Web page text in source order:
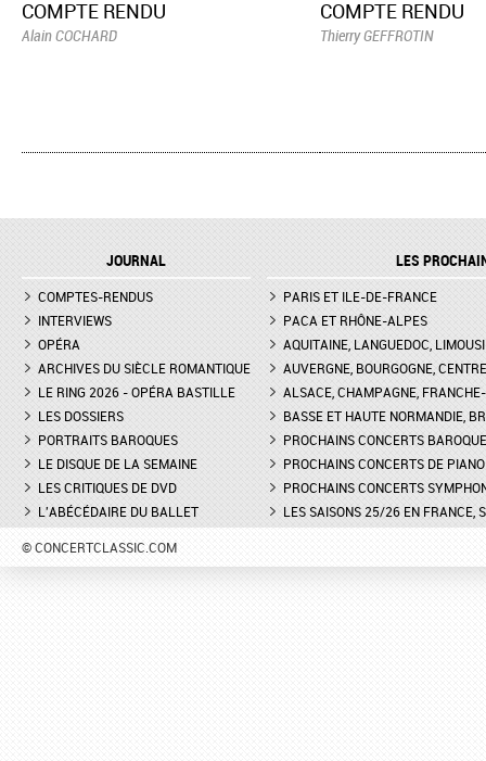
COMPTE RENDU
Alain COCHARD
COMPTE RENDU
Thierry GEFFROTIN
JOURNAL
COMPTES-RENDUS
INTERVIEWS
OPÉRA
ARCHIVES DU SIÈCLE ROMANTIQUE
LE RING 2026 - OPÉRA BASTILLE
LES DOSSIERS
PORTRAITS BAROQUES
LE DISQUE DE LA SEMAINE
LES CRITIQUES DE DVD
L'ABÉCÉDAIRE DU BALLET
LES
PARIS ET ILE-DE-FRANCE
PACA ET RHÔNE-ALPES
AQUITAINE, LANGUEDOC,
AUVERGNE, BOURGOGNE, CENTRE
ALSACE, CHAMPAGNE,
BASSE ET HAUTE NORMANDIE,
PROCHAINS CONCERTS
PROCHAINS CONCERTS DE PIANO
PROCHAINS CONCERTS
LES SAISONS 25/26 EN FRANCE,
© CONCERTCLASSIC.COM